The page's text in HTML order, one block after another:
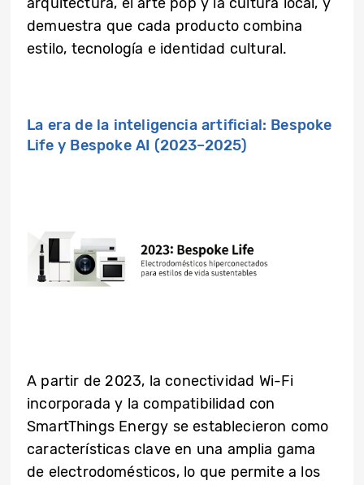
demuestra que cada producto combina
estilo, tecnología e identidad cultural.
La era de la inteligencia artificial: Bespoke
Life y Bespoke AI (2023–2025)
A partir de 2023, la conectividad Wi-Fi
incorporada y la compatibilidad con
SmartThings Energy se establecieron como
características clave en una amplia gama
de electrodomésticos, lo que permite a los